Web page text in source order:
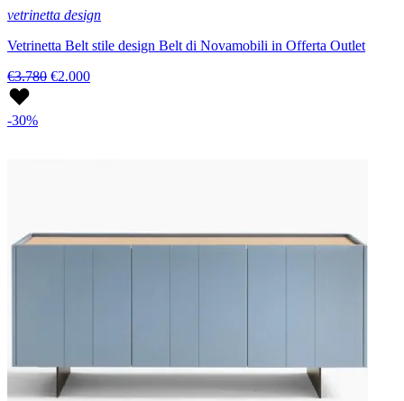
vetrinetta design
Vetrinetta Belt stile design Belt di Novamobili in Offerta Outlet
€3.780 €2.000
-30%